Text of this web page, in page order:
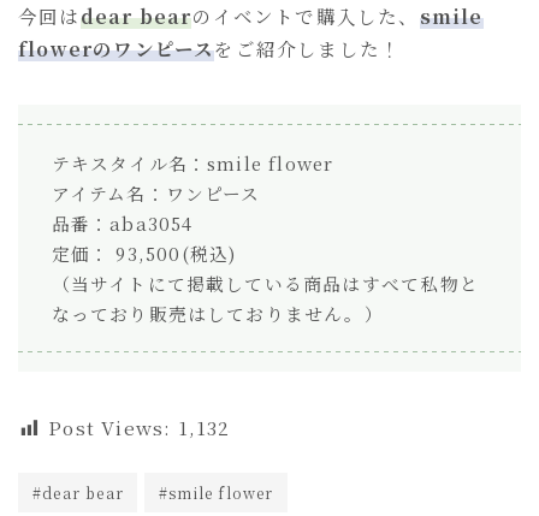
今回はdear bearのイベントで購入した、 smile
flowerのワンピースをご紹介しました！
テキスタイル名：smile flower
アイテム名：ワンピース
品番：aba3054
定価： 93,500(税込)
（当サイトにて掲載している商品はすべて私物と
なっており販売はしておりません。）
Post Views: 1,132
#dear bear #smile flower